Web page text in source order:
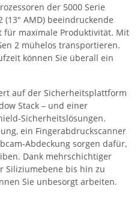
der 5000 Serie
(13" AMD) beeindruckende
für maximale Produktivität. Mit
2 mühelos transportieren.
können Sie überall ein
auf der Sicherheitsplattform
Stack – und einer
Sicherheitslösungen.
ein Fingerabdruckscanner
Abdeckung sorgen dafür,
Dank mehrschichtiger
Siliziumebene bis hin zu
Sie unbesorgt arbeiten.